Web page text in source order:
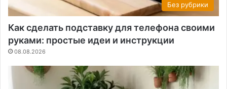
Без рубрики
Как сделать подставку для телефона своими
руками: простые идеи и инструкции
08.08.2026